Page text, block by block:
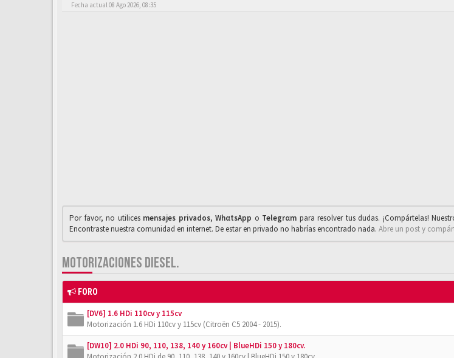
Fecha actual 08 Ago 2026, 08:35
Por favor, no utilices mensajes privados,WhαtsApp o Telegrαm para resolver tus dudas. ¡Compártelas!
Encontraste nuestra comunidad en internet. De estar en privado no habrías encontrado nada. Abre un post y
MOTORIZACIONES DIESEL.
FORO
[DV6] 1.6 HDi 110cv y 115cv
Motorización 1.6 HDi 110cv y 115cv (Citroën C5 2004 - 2015).
[DW10] 2.0 HDi 90, 110, 138, 140 y 160cv | BlueHDi 150 y 180cv.